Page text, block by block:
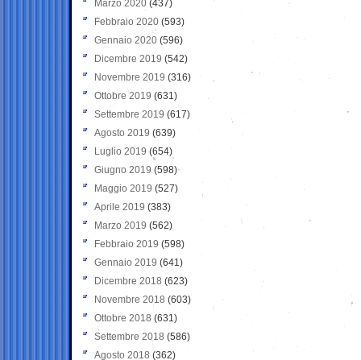
Marzo 2020 (437)
Febbraio 2020 (593)
Gennaio 2020 (596)
Dicembre 2019 (542)
Novembre 2019 (316)
Ottobre 2019 (631)
Settembre 2019 (617)
Agosto 2019 (639)
Luglio 2019 (654)
Giugno 2019 (598)
Maggio 2019 (527)
Aprile 2019 (383)
Marzo 2019 (562)
Febbraio 2019 (598)
Gennaio 2019 (641)
Dicembre 2018 (623)
Novembre 2018 (603)
Ottobre 2018 (631)
Settembre 2018 (586)
Agosto 2018 (362)